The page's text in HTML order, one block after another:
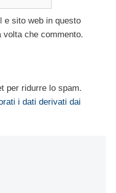
e sito web in questo
che commento.
per ridurre lo spam.
i dati derivati dai